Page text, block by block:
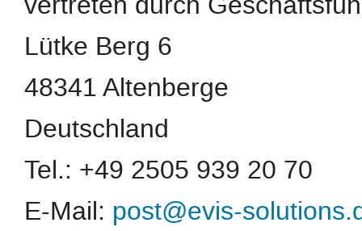
Lütke Berg 6
48341 Altenberge
Deutschland
Tel.: +49 2505 939 20 70
E-Mail: post@evis-